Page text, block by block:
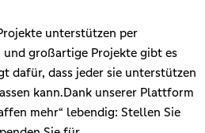
unterstützen per
großartige Projekte gibt es
dafür, dass jeder sie unterstützen
kann.Dank unserer Plattform
mehr“ lebendig: Stellen Sie